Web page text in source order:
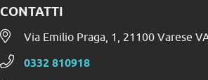
CONTATTI
Via Emilio Praga, 1, 21100 Varese
0332 810918